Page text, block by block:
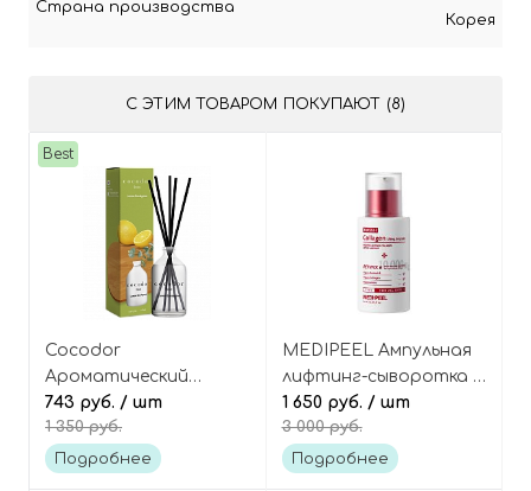
Страна производства
Корея
С ЭТИМ ТОВАРОМ ПОКУПАЮТ (8)
Best
Cocodor
Ароматический
диффузор для дома
[Lemon Eucalyptus -
Лимонный Эвкалипт]
743 руб. / шт
1 350 руб.
Подробнее
MEDIPEEL Ампульная
лифтинг-сыворотка с
ретинолом и
коллагеном Retinol
Collagen Lifting
1 650 руб. / шт
3 000 руб.
Подробнее